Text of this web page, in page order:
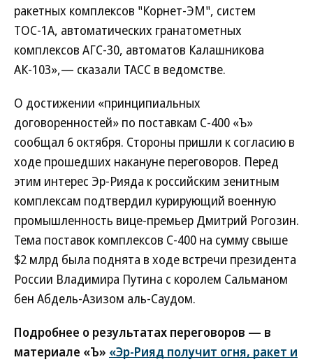
ракетных комплексов "Корнет-ЭМ", систем
ТОС-1А, автоматических гранатометных
комплексов АГС-30, автоматов Калашникова
АК-103»,— сказали ТАСС в ведомстве.
О достижении «принципиальных
договоренностей» по поставкам С-400 «Ъ»
сообщал 6 октября. Стороны пришли к согласию в
ходе прошедших накануне переговоров. Перед
этим интерес Эр-Рияда к российским зенитным
комплексам подтвердил курирующий военную
промышленность вице-премьер Дмитрий Рогозин.
Тема поставок комплексов С-400 на сумму свыше
$2 млрд была поднята в ходе встречи президента
России Владимира Путина с королем Сальманом
бен Абдель-Азизом аль-Саудом.
Подробнее о результатах переговоров — в
материале «Ъ» «Эр-Рияд получит огня, ракет и